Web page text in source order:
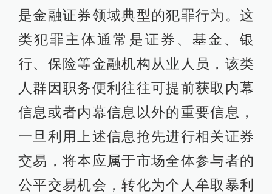
是金融证券领域典型的犯罪行为。这
类犯罪主体通常是证券、基金、银
行、保险等金融机构从业人员，该类
人群因职务便利往往可提前获取内幕
信息或者内幕信息以外的重要信息，
一旦利用上述信息抢先进行相关证券
交易，将本应属于市场全体参与者的
公平交易机会，转化为个人牟取暴利